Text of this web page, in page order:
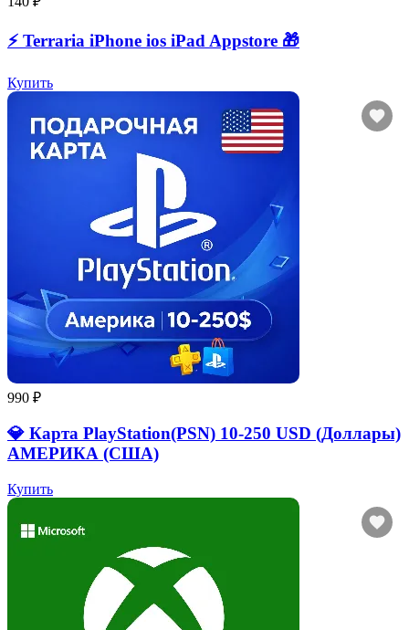
⚡️ Terraria iPhone ios iPad Appstore 🎁
Купить
990 ₽
💎 Карта PlayStation(PSN) 10-250 USD (Доллары)
АМЕРИКА (США)
Купить